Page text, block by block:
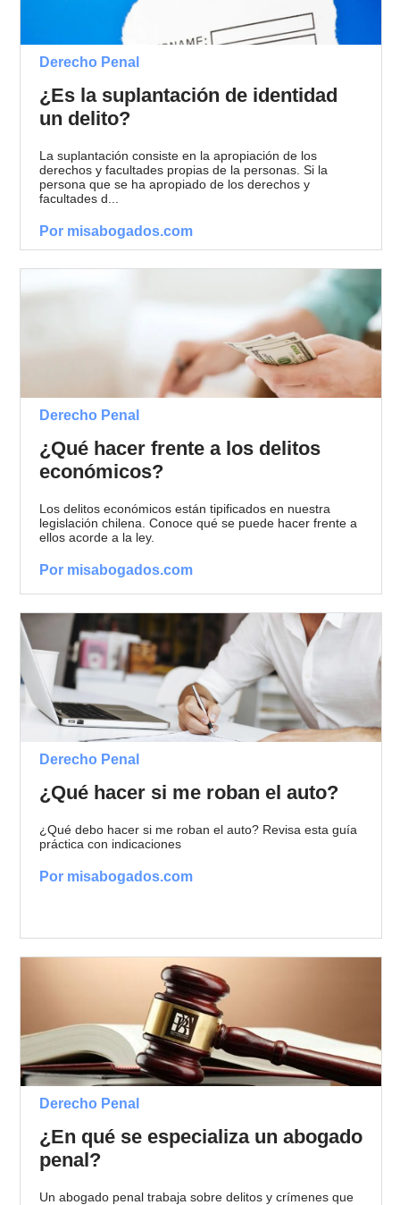
Derecho Penal
¿Es la suplantación de identidad
un delito?
La suplantación consiste en la apropiación de los
derechos y facultades propias de la personas. Si la
persona que se ha apropiado de los derechos y
facultades d...
Por misabogados.com
Derecho Penal
¿Qué hacer frente a los delitos
económicos?
Los delitos económicos están tipificados en nuestra
legislación chilena. Conoce qué se puede hacer frente a
ellos acorde a la ley.
Por misabogados.com
Derecho Penal
¿Qué hacer si me roban el auto?
¿Qué debo hacer si me roban el auto? Revisa esta guía
práctica con indicaciones
Por misabogados.com
Derecho Penal
¿En qué se especializa un abogado
penal?
Un abogado penal trabaja sobre delitos y crímenes que